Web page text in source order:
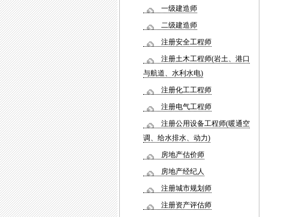
一级建造师
二级建造师
注册安全工程师
注册土木工程师(岩土、港口
与航道、水利水电)
注册化工工程师
注册电气工程师
注册公用设备工程师(暖通空
调、给水排水、动力)
房地产估价师
房地产经纪人
注册城市规划师
注册资产评估师